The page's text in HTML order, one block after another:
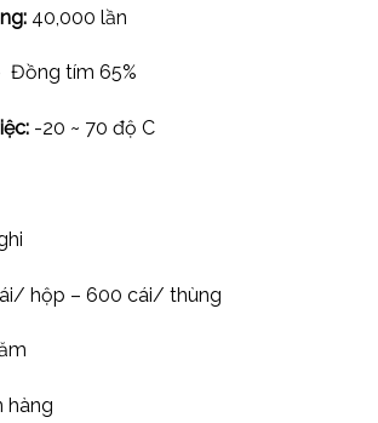
40,000 lần
Đồng tím 65%
-20 ~ 70 độ C
hộp – 600 cái/ thùng
hàng